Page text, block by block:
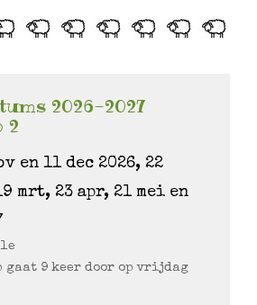
2026-2027
2
en 11 dec 2026, 22
mrt, 23 apr, 21 mei en
gaat 9 keer door op vrijdag